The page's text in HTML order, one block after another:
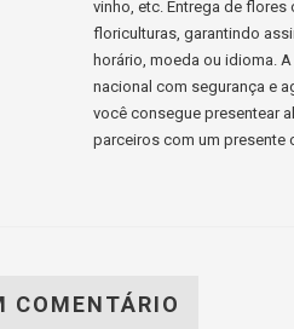
vinho, etc. Entrega de
floriculturas, garantindo
horário, moeda ou idioma.
nacional com segurança e
você consegue presentear
parceiros com um presente
COMENTÁRIO